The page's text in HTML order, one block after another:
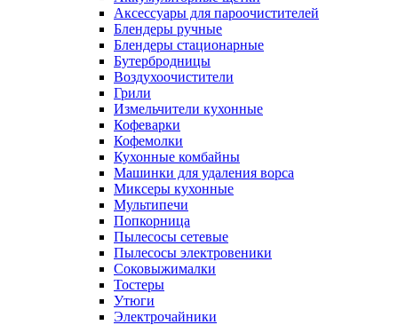
Аксессуары для пароочистителей
Блендеры ручные
Блендеры стационарные
Бутербродницы
Воздухоочистители
Грили
Измельчители кухонные
Кофеварки
Кофемолки
Кухонные комбайны
Машинки для удаления ворса
Миксеры кухонные
Мультипечи
Попкорница
Пылесосы сетевые
Пылесосы электровеники
Соковыжималки
Тостеры
Утюги
Электрочайники